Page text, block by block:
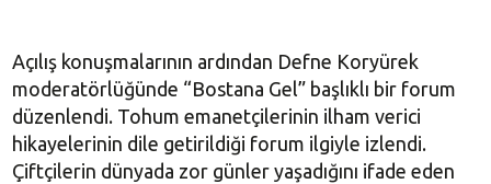
Açılış konuşmalarının ardından Defne Koryürek
moderatörlüğünde “Bostana Gel” başlıklı bir forum
düzenlendi. Tohum emanetçilerinin ilham verici
hikayelerinin dile getirildiği forum ilgiyle izlendi.
Çiftçilerin dünyada zor günler yaşadığını ifade eden